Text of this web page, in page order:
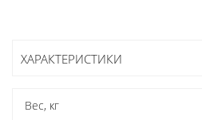
ХАРАКТЕРИСТИКИ
Вес, кг